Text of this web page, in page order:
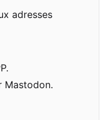
adresses
Mastodon.